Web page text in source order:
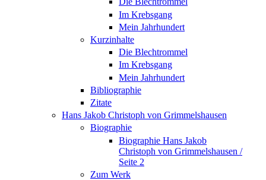
Im Krebsgang
Mein Jahrhundert
Kurzinhalte
Die Blechtrommel
Im Krebsgang
Mein Jahrhundert
Bibliographie
Zitate
Hans Jakob Christoph von Grimmelshausen
Biographie
Biographie Hans Jakob
Christoph von Grimmelshausen /
Seite 2
Zum Werk